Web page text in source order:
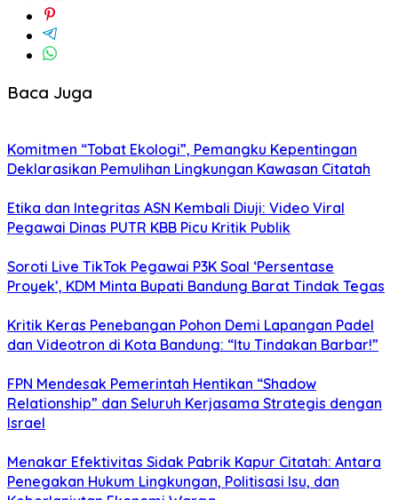
Baca Juga
Komitmen “Tobat Ekologi”, Pemangku Kepentingan
Deklarasikan Pemulihan Lingkungan Kawasan Citatah
Etika dan Integritas ASN Kembali Diuji: Video Viral
Pegawai Dinas PUTR KBB Picu Kritik Publik
Soroti Live TikTok Pegawai P3K Soal ‘Persentase
Proyek’, KDM Minta Bupati Bandung Barat Tindak Tegas
Kritik Keras Penebangan Pohon Demi Lapangan Padel
dan Videotron di Kota Bandung: “Itu Tindakan Barbar!”
FPN Mendesak Pemerintah Hentikan “Shadow
Relationship” dan Seluruh Kerjasama Strategis dengan
Israel
Menakar Efektivitas Sidak Pabrik Kapur Citatah: Antara
Penegakan Hukum Lingkungan, Politisasi Isu, dan